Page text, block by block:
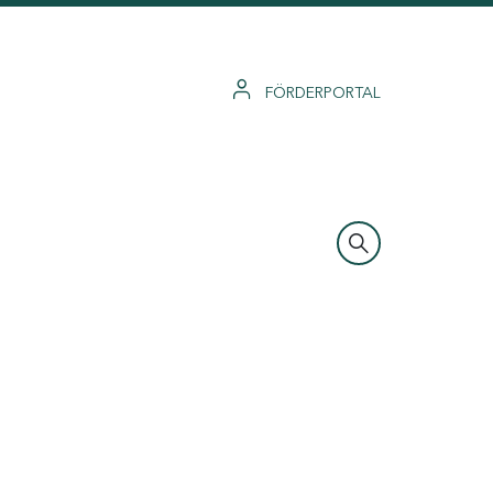
FÖRDERPORTAL